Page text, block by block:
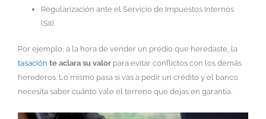
Regularización ante el Servicio de Impuestos Internos
(SII).
Por ejemplo, a la hora de vender un predio que heredaste, la
tasación te aclara su valor para evitar conflictos con los demás
herederos. Lo mismo pasa si vas a pedir un crédito y el banco
necesita saber cuánto vale el terreno que dejas en garantía.